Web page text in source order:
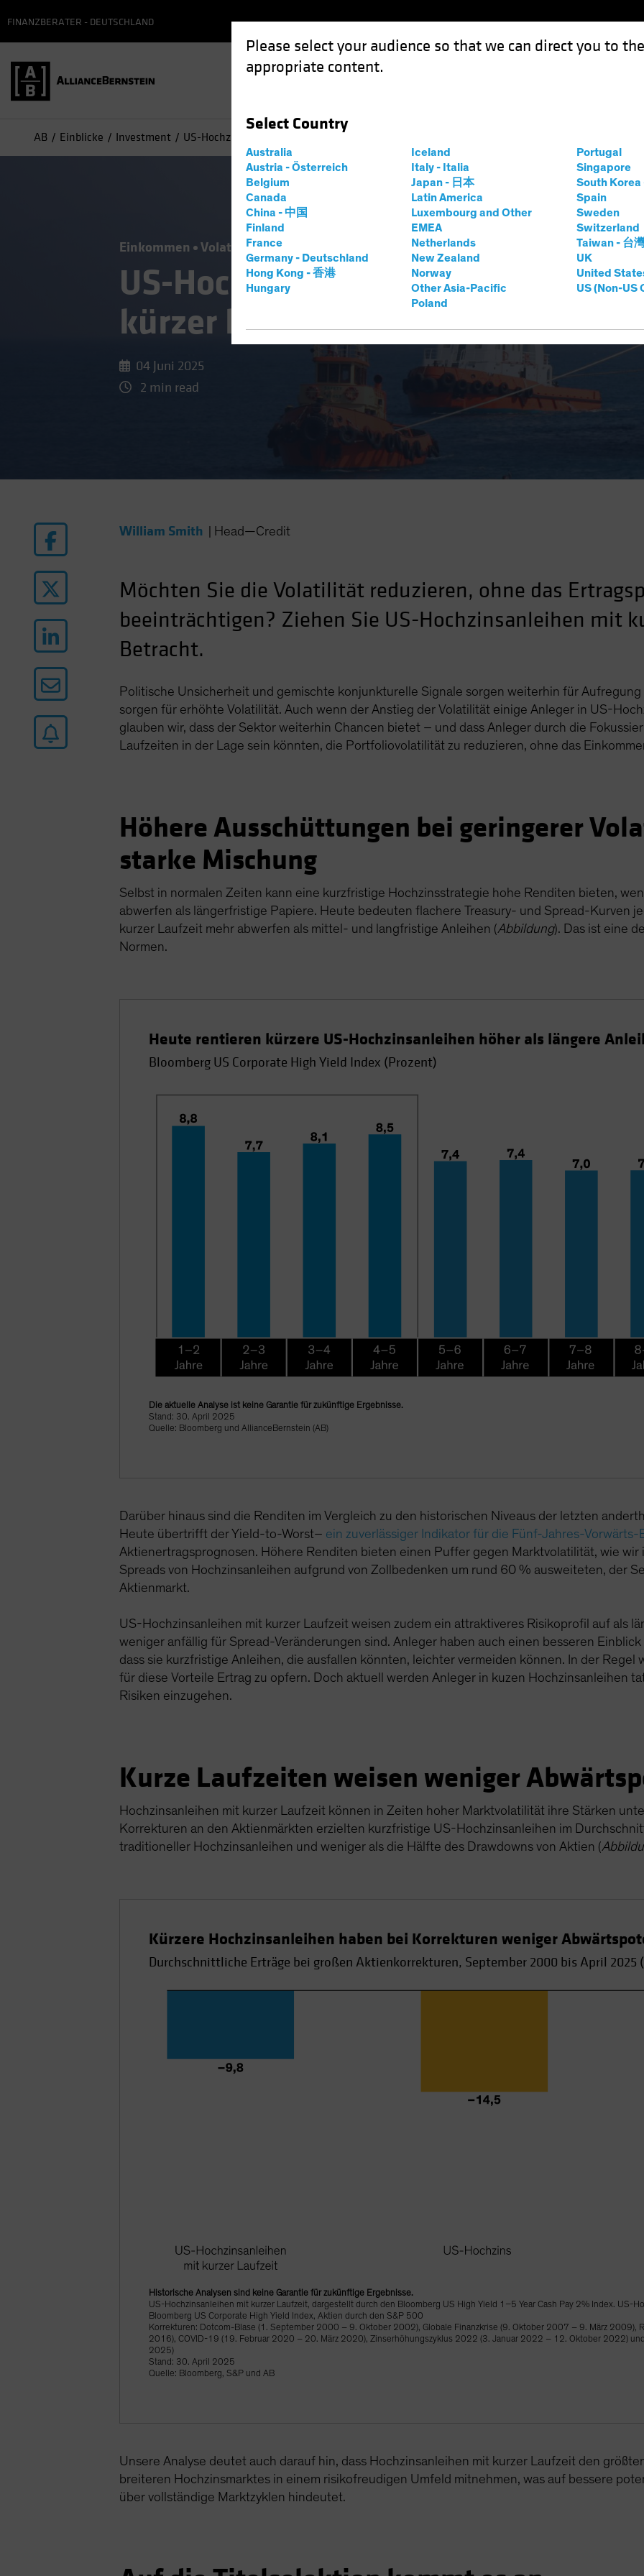
Please select your audience so that we can direct you to
appropriate content.
Select Country
Australia
Austria - Österreich
Belgium
Canada
China - 中国
Finland
France
Germany - Deutschland
Hong Kong - 香港
Hungary
Iceland
Italy - Italia
Japan - 日本
Latin America
Luxembourg and Other
EMEA
Netherlands
New Zealand
Norway
Other Asia-Pacific
Poland
Portugal
Singapore
South Korea
Spain
Sweden
Switzerland
Taiwan - 台
UK
United
US (Non-US
FINANZBERATER - DEUTSCHLAND
AB Einblicke Investment US-Hochzinsanleihen: Warum kürzer klüger sein könnte
Einkommen Volatilität Anleihen
US-Hochzinsanleihen: Warum
kürzer klüger sein könnte
04 Juni 2025
2 min read
William Smith Head—Credit
Möchten Sie die Volatilität reduzieren, ohne das
beeinträchtigen? Ziehen Sie US-Hochzinsanleihen mit
Betracht.
Politische Unsicherheit und gemischte konjunkturelle Signale sorgen weiterhin für
sorgen für erhöhte Volatilität. Auch wenn der Anstieg der Volatilität einige Anleger in US-
glauben wir, dass der Sektor weiterhin Chancen bietet – und dass Anleger durch die
Laufzeiten in der Lage sein könnten, die Portfoliovolatilität zu reduzieren, ohne das
Höhere Ausschüttungen bei geringerer
starke Mischung
Selbst in normalen Zeiten kann eine kurzfristige Hochzinsstrategie hohe Renditen bieten,
abwerfen als längerfristige Papiere. Heute bedeuten flachere Treasury- und Spread-Kurven
kurzer Laufzeit mehr abwerfen als mittel- und langfristige Anleihen (Abbildung). Das ist eine
Normen.
Heute rentieren kürzere US-Hochzinsanleihen höher als längere
Bloomberg US Corporate High Yield Index (Prozent)
Die aktuelle Analyse ist keine Garantie für zukünftige Ergebnisse.
Stand: 30. April 2025
Quelle: Bloomberg und AllianceBernstein (AB)
Darüber hinaus sind die Renditen im Vergleich zu den historischen Niveaus der letzten
Heute übertrifft der Yield-to-Worst– ein zuverlässiger Indikator für die Fünf-Jahres-Vorwärts-
Aktienertragsprognosen. Höhere Renditen bieten einen Puffer gegen Marktvolatilität, wie wir
Spreads von Hochzinsanleihen aufgrund von Zollbedenken um rund 60 % ausweiteten, der
Aktienmarkt.
US-Hochzinsanleihen mit kurzer Laufzeit weisen zudem ein attraktiveres Risikoprofil auf als
weniger anfällig für Spread-Veränderungen sind. Anleger haben auch einen besseren
dass sie kurzfristige Anleihen, die ausfallen könnten, leichter vermeiden können. In der Regel
für diese Vorteile Ertrag zu opfern. Doch aktuell werden Anleger in kuzen Hochzinsanleihen
Risiken einzugehen.
Kurze Laufzeiten weisen weniger
Hochzinsanleihen mit kurzer Laufzeit können in Zeiten hoher Marktvolatilität ihre Stärken
Korrekturen an den Aktienmärkten erzielten kurzfristige US-Hochzinsanleihen im
traditioneller Hochzinsanleihen und weniger als die Hälfte des Drawdowns von Aktien (
Kürzere Hochzinsanleihen haben bei Korrekturen weniger
Durchschnittliche Erträge bei großen Aktienkorrekturen, September 2000 bis April 2025
Historische Analysen sind keine Garantie für zukünftige Ergebnisse.
US-Hochzinsanleihen mit kurzer Laufzeit, dargestellt durch den Bloomberg US High Yield 1–5 Year Cash Pay 2% Index. US-
Bloomberg US Corporate High Yield Index, Aktien durch den S&P 500
Korrekturen: Dotcom-Blase (1. September 2000 – 9. Oktober 2002), Globale Finanzkrise (9. Oktober 2007 – 9. März
2016), COVID-19 (19. Februar 2020 – 20. März 2020), Zinserhöhungszyklus 2022 (3. Januar 2022 – 12. Oktober 2022)
2025)
Stand: 30. April 2025
Quelle: Bloomberg, S&P und AB
Unsere Analyse deutet auch darauf hin, dass Hochzinsanleihen mit kurzer Laufzeit den
breiteren Hochzinsmarktes in einem risikofreudigen Umfeld mitnehmen, was auf bessere
über vollständige Marktzyklen hindeutet.